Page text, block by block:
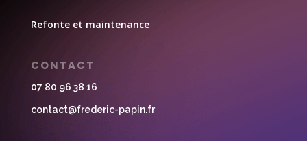
Refonte et maintenance
CONTACT
07 80 96 38 16
contact@frederic-papin.fr